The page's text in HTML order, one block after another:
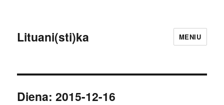
Lituani(sti)ka MENIU
Diena:2015-12-16